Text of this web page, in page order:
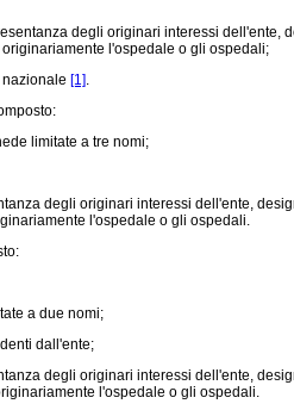
degli originari interessi dell'ente,
l'ospedale o gli ospedali;
[1].
limitate a tre nomi;
degli originari interessi dell'ente,
l'ospedale o gli ospedali.
a due nomi;
dall'ente;
degli originari interessi dell'ente,
l'ospedale o gli ospedali.